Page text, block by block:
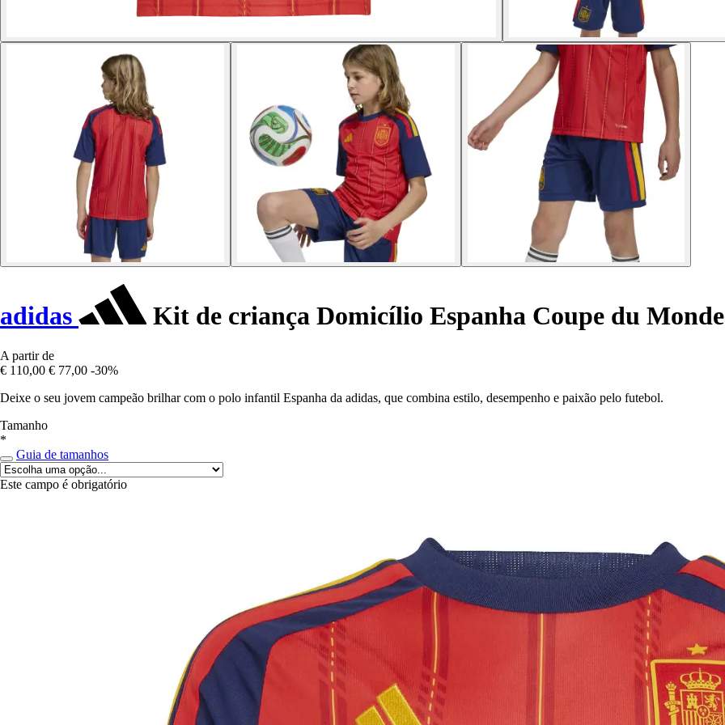
adidas Kit de criança Domicílio Espanha Coupe du
A partir de
€ 110,00 € 77,00 -30%
Deixe o seu jovem campeão brilhar com o polo infantil Espanha da adidas, que combina estilo, desempenho e paixão pelo futebol.
Tamanho
*
Guia de tamanhos
Este campo é obrigatório